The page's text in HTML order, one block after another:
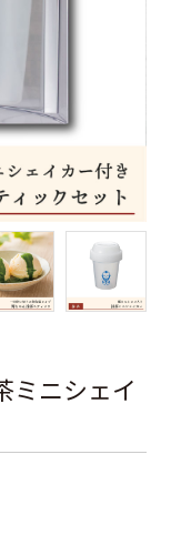
ミニシェイ